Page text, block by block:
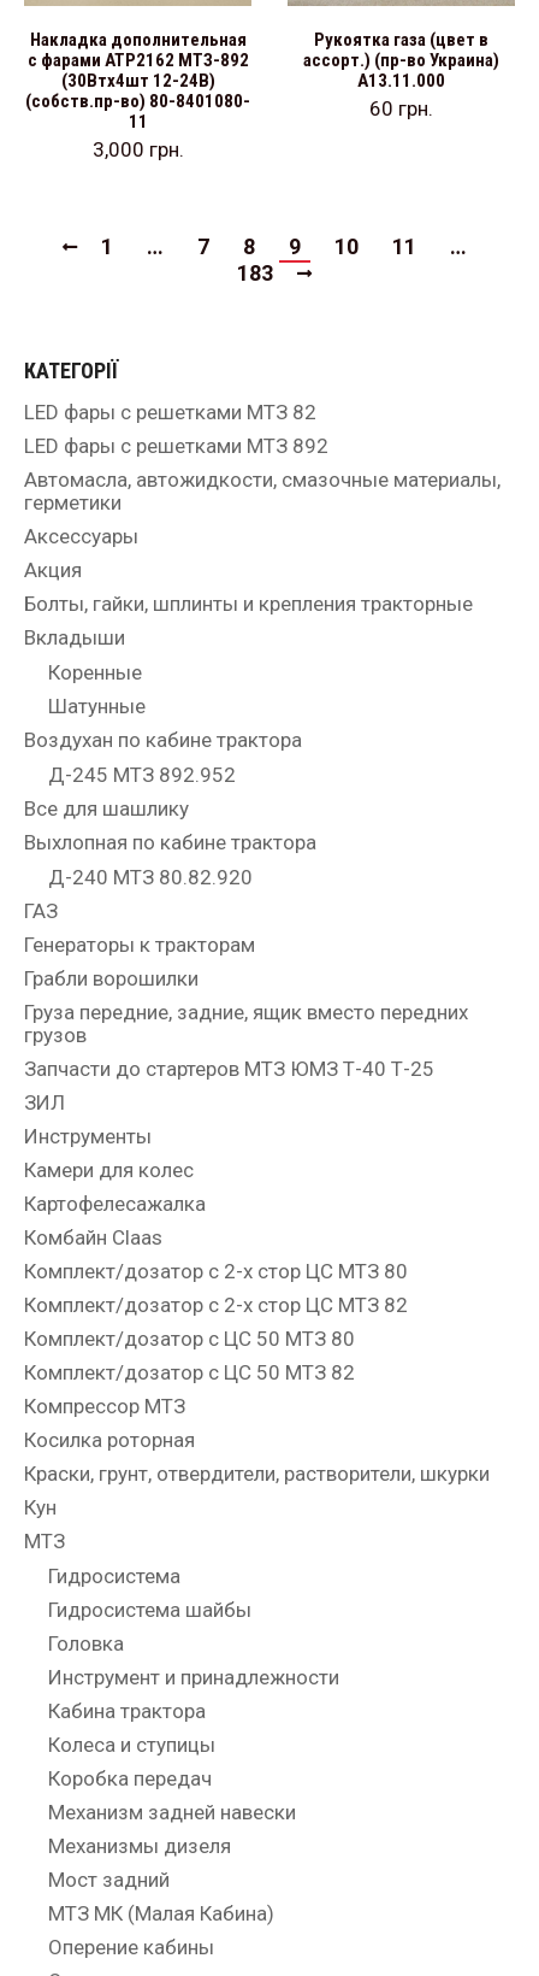
Накладка дополнительная
с фарами АТР2162 МТЗ-892
(30Втх4шт 12-24В)
(собств.пр-во) 80-8401080-
11
3,000 грн.
Рукоятка газа (цвет в
ассорт.) (пр-во Украина)
А13.11.000
60 грн.
1 … 7 8 9 10 11
…
183
КАТЕГОРІЇ
LED фары с решетками МТЗ 82
LED фары с решетками МТЗ 892
Автомасла, автожидкости, смазочные материалы,
герметики
Аксессуары
Акция
Болты, гайки, шплинты и крепления тракторные
Вкладыши
Коренные
Шатунные
Воздухан по кабине трактора
Д-245 МТЗ 892.952
Все для шашлику
Выхлопная по кабине трактора
Д-240 МТЗ 80.82.920
ГАЗ
Генераторы к тракторам
Грабли ворошилки
Груза передние, задние, ящик вместо передних
грузов
Запчасти до стартеров МТЗ ЮМЗ Т-40 Т-25
ЗИЛ
Инструменты
Камери для колес
Картофелесажалка
Комбайн Claas
Комплект/дозатор с 2-х стор ЦС МТЗ 80
Комплект/дозатор с 2-х стор ЦС МТЗ 82
Комплект/дозатор с ЦС 50 МТЗ 80
Комплект/дозатор с ЦС 50 МТЗ 82
Компрессор МТЗ
Косилка роторная
Краски, грунт, отвердители, растворители, шкурки
Кун
МТЗ
Гидросистема
Гидросистема шайбы
Головка
Инструмент и принадлежности
Кабина трактора
Колеса и ступицы
Коробка передач
Механизм задней навески
Механизмы дизеля
Мост задний
МТЗ МК (Малая Кабина)
Оперение кабины